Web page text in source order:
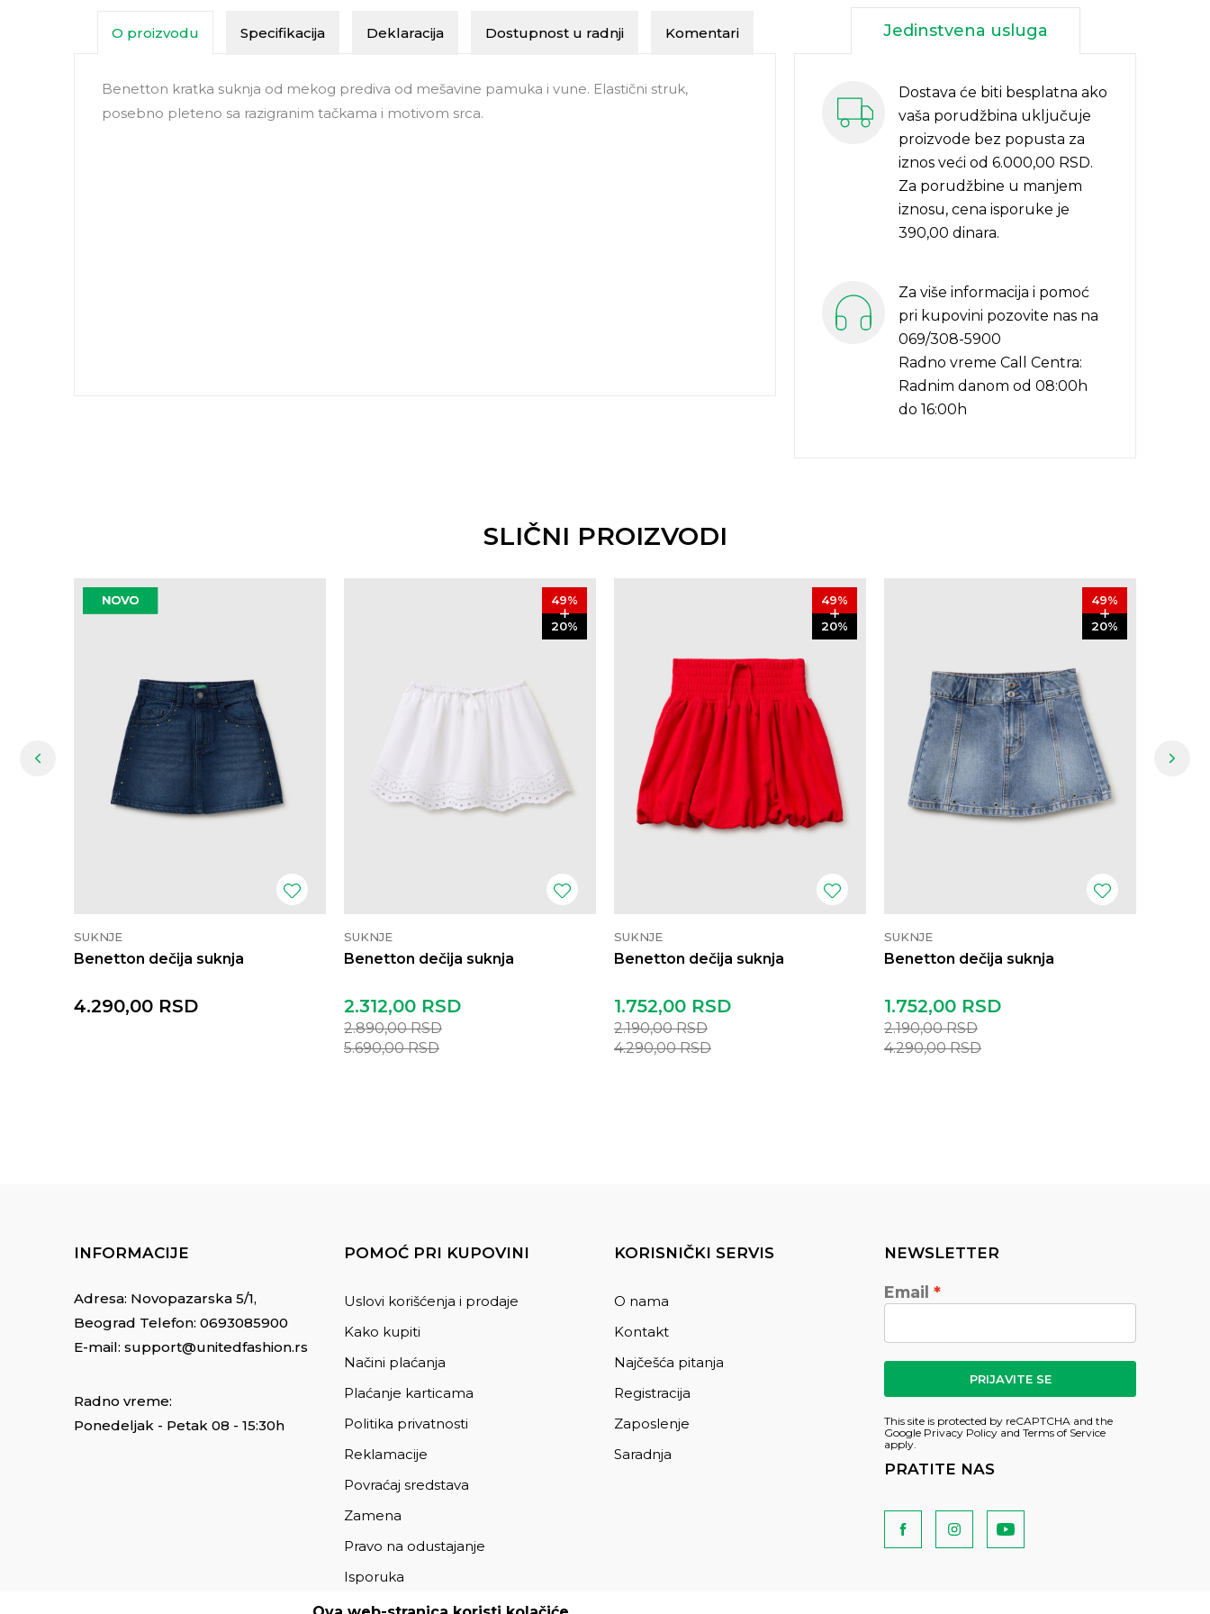
O proizvodu Specifikacija Deklaracija Dostupnost u radnji Komentari
Benetton kratka suknja od mekog prediva od mešavine pamuka i vune. Elastični struk,
posebno pleteno sa razigranim tačkama i motivom srca.
Jedinstvena usluga
Dostava će biti besplatna ako
vaša porudžbina uključuje
proizvode bez popusta za
iznos veći od 6.000,00 RSD.
Za porudžbine u manjem
iznosu, cena isporuke je
390,00 dinara.
Za više informacija i pomoć
pri kupovini pozovite nas na
069/308-5900
Radno vreme Call Centra:
Radnim danom od 08:00h
do 16:00h
SLIČNI PROIZVODI
SUKNJE
Benetton dečija suknja
4.290,00 RSD
49%
20%
SUKNJE
Benetton dečija suknja
2.312,00 RSD
2.890,00RSD
5.690,00RSD
49%
20%
SUKNJE
Benetton dečija suknja
1.752,00 RSD
2.190,00RSD
4.290,00RSD
49%
20%
SUKNJE
Benetton dečija suknja
1.752,00 RSD
2.190,00RSD
4.290,00RSD
INFORMACIJE
Adresa: Novopazarska 5/1,
Beograd Telefon: 0693085900
E-mail: support@unitedfashion.rs
Radno vreme:
Ponedeljak - Petak 08 - 15:30h
POMOĆ PRI KUPOVINI
Uslovi korišćenja i prodaje
Kako kupiti
Načini plaćanja
Plaćanje karticama
Politika privatnosti
Reklamacije
Povraćaj sredstava
Zamena
Pravo na odustajanje
Isporuka
KORISNIČKI SERVIS
O nama
Kontakt
Najčešća pitanja
Registracija
Zaposlenje
Saradnja
NEWSLETTER
Email
PRIJAVITE SE
This site is protected by reCAPTCHA and the
Google Privacy Policy and Terms of Service
apply.
PRATITE NAS